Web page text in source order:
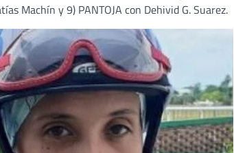
Machín y 9) PANTOJA con Dehivid G. Suarez.